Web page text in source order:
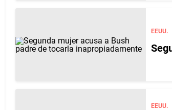
EEUU.
EEUU.